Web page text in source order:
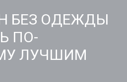
БЕЗ ОДЕЖДЫ
ПО-
ЛУЧШИМ